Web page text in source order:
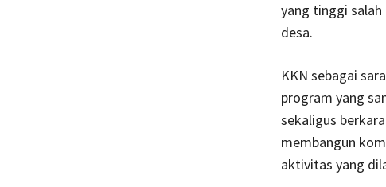
yang tinggi
desa.
KKN sebagai
program yang
sekaligus
membangun
aktivitas yang